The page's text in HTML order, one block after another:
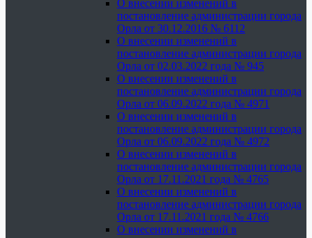
О внесении изменений в
постановление администрации города
Орла от 30.12.2016 № 6112
О внесении изменений в
постановление администрации города
Орла от 02.03.2022 года № 945
О внесении изменений в
постановление администрации города
Орла от 06.09.2022 года № 4971
О внесении изменений в
постановление администрации города
Орла от 06.09.2022 года № 4972
О внесении изменений в
постановление администрации города
Орла от 17.11.2021 года № 4765
О внесении изменений в
постановление администрации города
Орла от 17.11.2021 года № 4766
О внесении изменений в